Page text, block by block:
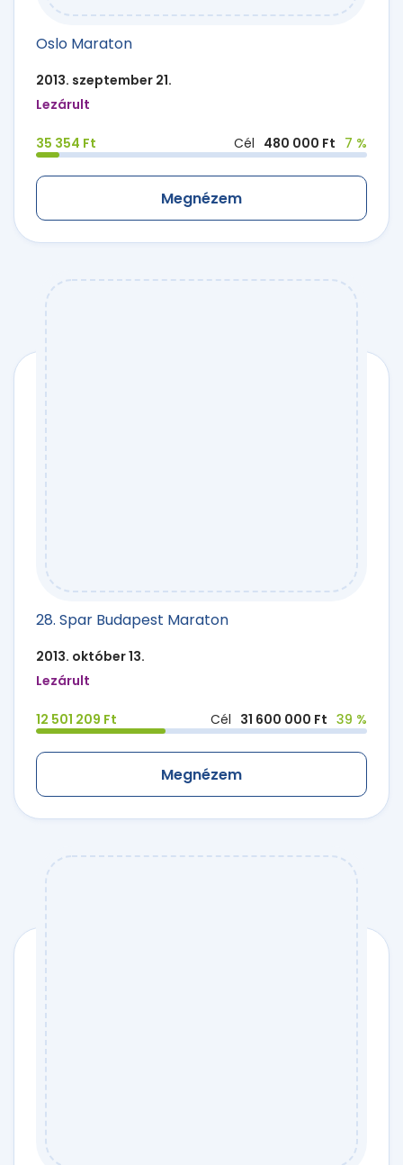
Oslo Maraton
2013. szeptember 21.
Lezárult
35 354 Ft Cél 480 000 Ft 7 %
Megnézem
28. Spar Budapest Maraton
2013. október 13.
Lezárult
12 501 209 Ft Cél 31 600 000 Ft 39 %
Megnézem